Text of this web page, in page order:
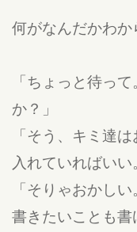
何がなんだかわか
「ちょっと待っ
か？」
「そう、キミ達
入れていればいい
「そりゃおかし
書きたいことも